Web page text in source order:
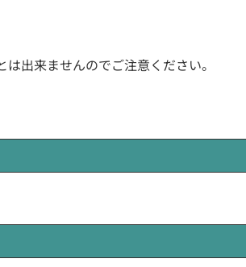
出来ませんのでご注意ください。